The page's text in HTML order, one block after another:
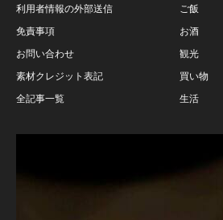
利用者情報の外部送信
免責事項
お問い合わせ
素材クレジット表記
全記事一覧
ご飯
お酒
観光
買い物
生活